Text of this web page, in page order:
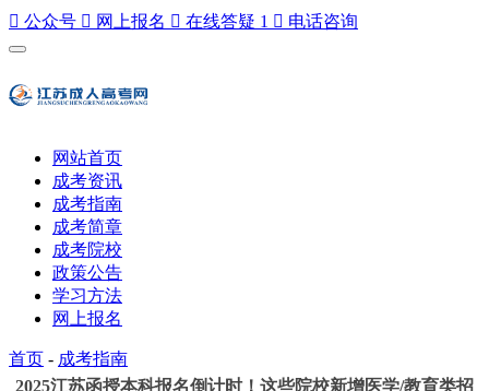
 公众号  网上报名  在线答疑 1  电话咨询
网站首页
成考资讯
成考指南
成考简章
成考院校
政策公告
学习方法
网上报名
首页 - 成考指南
2025江苏函授本科报名倒计时！这些院校新增医学/教育类招